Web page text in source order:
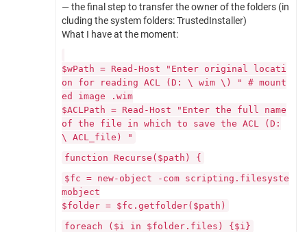
— the final step to transfer the owner of the folders (in
cluding the system folders: TrustedInstaller)
What I have at the moment:
$wPath = Read-Host "Enter original locati
on for reading ACL (D: \ wim \) " # mount
ed image .wim
$ACLPath = Read-Host "Enter the full name
of the file in which to save the ACL (D:
\ ACL_file) "
function Recurse($path) {
$fc = new-object -com scripting.filesyste
mobject
$folder = $fc.getfolder($path)
foreach ($i in $folder.files) {$i}